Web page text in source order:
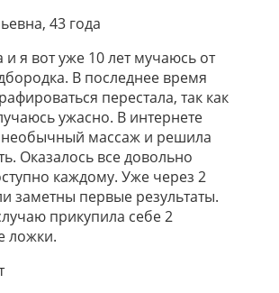
43 года
и я вот уже 10 лет мучаюсь от
В последнее время
перестала, так как
ужасно. В интернете
необычный массаж и решила
Оказалось все довольно
каждому. Уже через 2
заметны первые результаты.
прикупила себе 2
ложки.